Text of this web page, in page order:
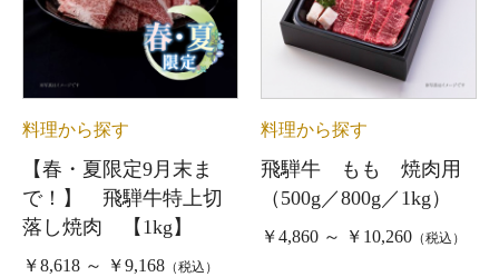
料理から探す
【春・夏限定9月末ま
で！】 飛騨牛特上切
落し焼肉 【1kg】
￥8,618 ～ ￥9,168 （税込）
料理から探す
飛騨牛 もも 焼肉用
（500g／800g／1kg）
￥4,860 ～ ￥10,260 （税込）